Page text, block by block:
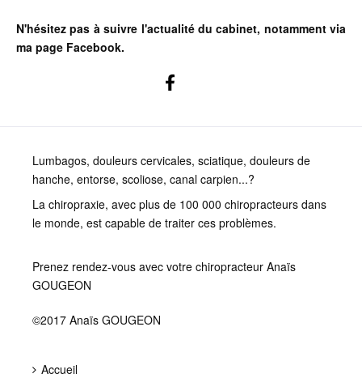
N'hésitez pas à suivre l'actualité du cabinet, notamment via
ma page Facebook.
Lumbagos, douleurs cervicales, sciatique, douleurs de
hanche, entorse, scoliose, canal carpien...?
La chiropraxie, avec plus de 100 000 chiropracteurs dans
le monde, est capable de traiter ces problèmes.
Prenez rendez-vous avec votre chiropracteur Anaïs
GOUGEON
©2017 Anaïs GOUGEON
Accueil